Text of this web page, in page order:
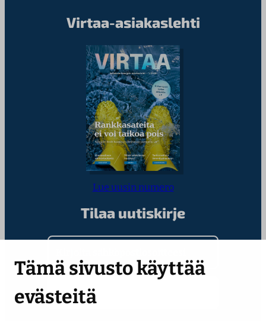
Tämä sivusto käyttää
evästeitä
Virtaa-asiakaslehti
Lue uusin numero
Tilaa uutiskirje
Kirjoita sähköpostiosoitteesi